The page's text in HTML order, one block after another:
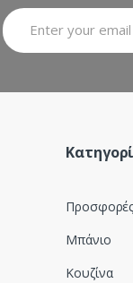
Προσφορές
Μπάνιο
Κουζίνα